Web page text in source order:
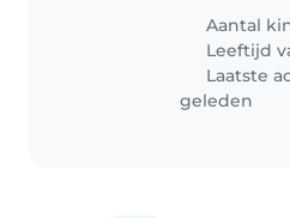
en
zoon heeft
speciale
Aantal
Leeftijd
Laatste
geleden